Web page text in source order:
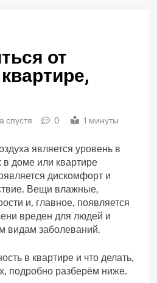
от
спустя 0 1 минуты
является уровень в
доме или квартире
дискомфорт и
Вещи влажные,
и, главное, появляется
вреден для людей и
видам заболеваний.
в квартире и что делать,
подробно разберём ниже.